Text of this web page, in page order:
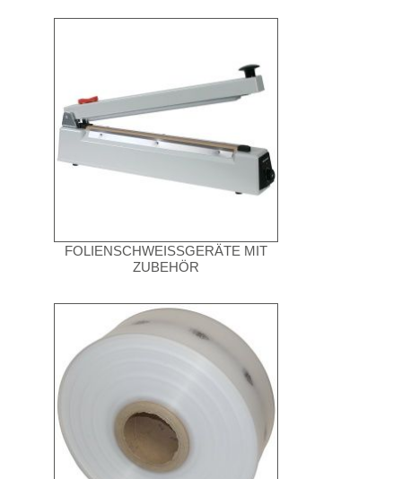
FOLIENSCHWEISSGERÄTE MIT Z
UBEHÖR